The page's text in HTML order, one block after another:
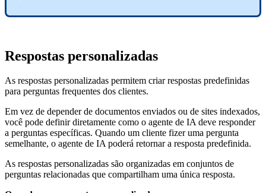
Respostas personalizadas
As respostas personalizadas permitem criar respostas predefinidas
para perguntas frequentes dos clientes.
Em vez de depender de documentos enviados ou de sites indexados,
você pode definir diretamente como o agente de IA deve responder
a perguntas específicas. Quando um cliente fizer uma pergunta
semelhante, o agente de IA poderá retornar a resposta predefinida.
As respostas personalizadas são organizadas em conjuntos de
perguntas relacionadas que compartilham uma única resposta.